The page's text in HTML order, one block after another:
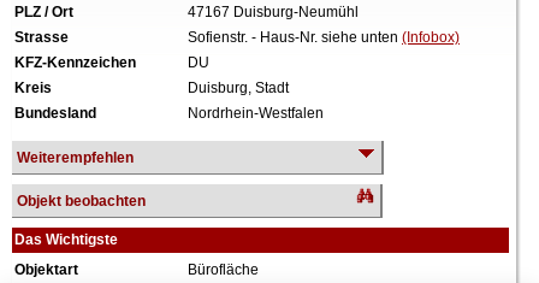
PLZ / Ort
47167 Duisburg-Neumühl
Strasse
Sofienstr. - Haus-Nr. siehe unten (Infobox)
KFZ-Kennzeichen
DU
Kreis
Duisburg, Stadt
Bundesland
Nordrhein-Westfalen
Weiterempfehlen
Objekt beobachten
Das Wichtigste
Objektart
Bürofläche